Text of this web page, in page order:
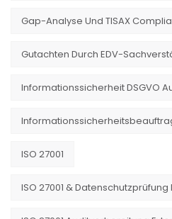
Gap-Analyse Und TISAX
Gutachten Durch EDV-
Informationssicherheit DSGVO
ISO 27001
ISO 27001 &